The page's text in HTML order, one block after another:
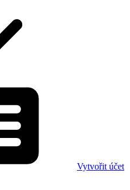
Vytvořit účet